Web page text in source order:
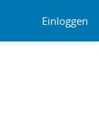
Einloggen